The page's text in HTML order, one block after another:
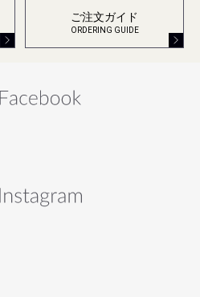
ご注文ガイド
ORDERING GUIDE